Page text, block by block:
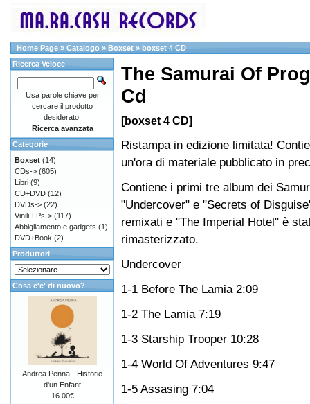
Home Page » Catalogo » Boxset » boxset 4 CD
The Samurai Of
Cd
[boxset 4 CD]
Ristampa in edizione limitata!
un'ora di materiale pubblicato in
Contiene i primi tre album dei
"Undercover" e "Secrets of
remixati e "The Imperial Hotel" è
rimasterizzato.
Undercover
1-1 Before The Lamia 2:09
1-2 The Lamia 7:19
1-3 Starship Trooper 10:28
1-4 World Of Adventures 9:47
1-5 Assasing 7:04
Ricerca Veloce
Usa parole chiave per
cercare il prodotto
desiderato.
Ricerca avanzata
Categorie
Boxset (14)
CDs-> (605)
Libri (9)
CD+DVD (12)
DVDs-> (22)
Vinili-LPs-> (117)
Abbigliamento e gadgets (1)
DVD+Book (2)
Produttori
Cosa c'e' di nuovo?
Andrea Penna - Historie
d'un Enfant
16.00€